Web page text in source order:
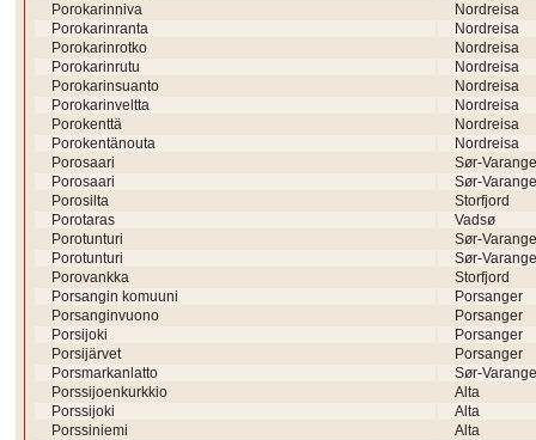
Porokarinniva
Nordreisa
Porokarinranta
Nordreisa
Porokarinrotko
Nordreisa
Porokarinrutu
Nordreisa
Porokarinsuanto
Nordreisa
Porokarinveltta
Nordreisa
Porokenttä
Nordreisa
Porokentänouta
Nordreisa
Porosaari
Sør-
Porosaari
Sør-
Porosilta
Storfjord
Porotaras
Vadsø
Porotunturi
Sør-
Porotunturi
Sør-
Porovankka
Storfjord
Porsangin komuuni
Porsanger
Porsanginvuono
Porsanger
Porsijoki
Porsanger
Porsijärvet
Porsanger
Porsmarkanlatto
Sør-
Porssijoenkurkkio
Alta
Porssijoki
Alta
Porssiniemi
Alta